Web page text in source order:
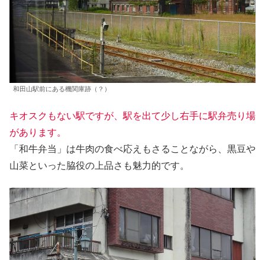
和田山駅前にある機関庫跡（？）
キオスクもない駅ですが、駅を出て少し右手に駅弁売り場
があります。
「和牛弁当」は牛肉の食べ応えもさることながら、黒豆や
山菜といった脇役の上品さも魅力的です。